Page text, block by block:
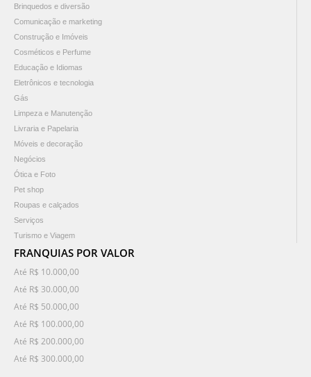
Brinquedos e diversão
Comunicação e marketing
Construção e Imóveis
Cosméticos e Perfume
Educação e Idiomas
Eletrônicos e tecnologia
Gás
Limpeza e Manutenção
Livraria e Papelaria
Móveis e decoração
Negócios
Ótica e Foto
Pet shop
Roupas e calçados
Serviços
Turismo e Viagem
FRANQUIAS POR VALOR
Até R$ 10.000,00
Até R$ 30.000,00
Até R$ 50.000,00
Até R$ 100.000,00
Até R$ 200.000,00
Até R$ 300.000,00